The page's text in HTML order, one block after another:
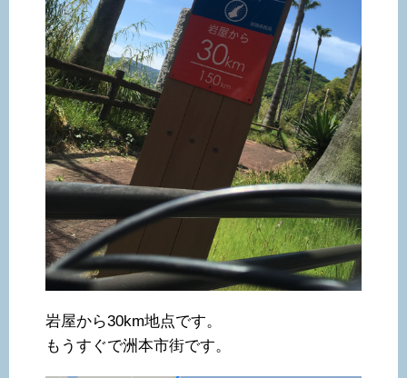
岩屋から30km地点です。
もうすぐで洲本市街です。